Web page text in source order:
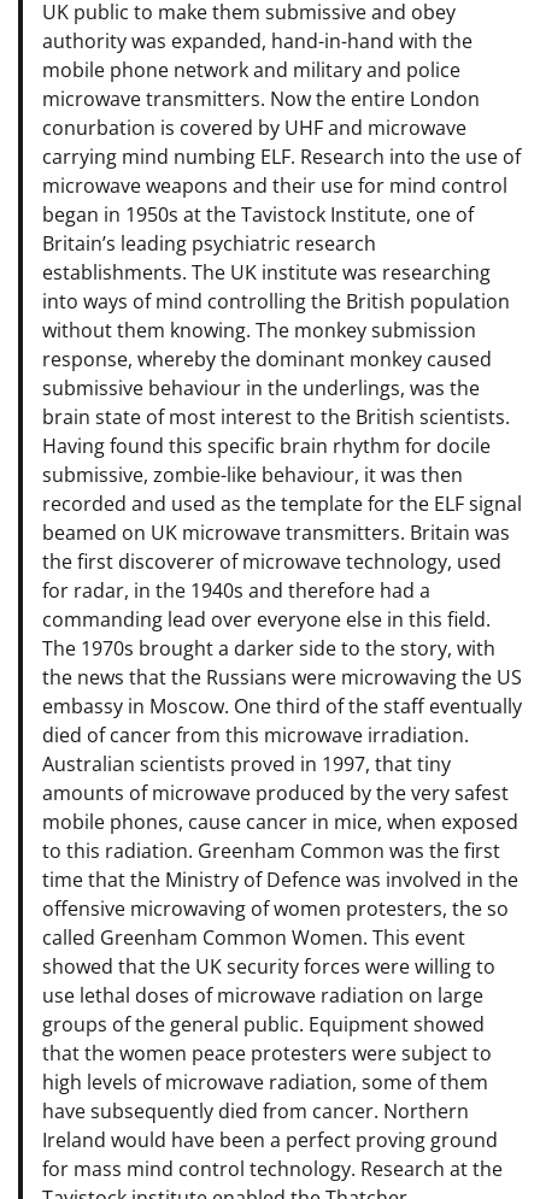
UK public to make them submissive and obey
authority was expanded, hand-in-hand with the
mobile phone network and military and police
microwave transmitters. Now the entire London
conurbation is covered by UHF and microwave
carrying mind numbing ELF. Research into the use of
microwave weapons and their use for mind control
began in 1950s at the Tavistock Institute, one of
Britain’s leading psychiatric research
establishments. The UK institute was researching
into ways of mind controlling the British population
without them knowing. The monkey submission
response, whereby the dominant monkey caused
submissive behaviour in the underlings, was the
brain state of most interest to the British scientists.
Having found this specific brain rhythm for docile
submissive, zombie-like behaviour, it was then
recorded and used as the template for the ELF signal
beamed on UK microwave transmitters. Britain was
the first discoverer of microwave technology, used
for radar, in the 1940s and therefore had a
commanding lead over everyone else in this field.
The 1970s brought a darker side to the story, with
the news that the Russians were microwaving the US
embassy in Moscow. One third of the staff eventually
died of cancer from this microwave irradiation.
Australian scientists proved in 1997, that tiny
amounts of microwave produced by the very safest
mobile phones, cause cancer in mice, when exposed
to this radiation. Greenham Common was the first
time that the Ministry of Defence was involved in the
offensive microwaving of women protesters, the so
called Greenham Common Women. This event
showed that the UK security forces were willing to
use lethal doses of microwave radiation on large
groups of the general public. Equipment showed
that the women peace protesters were subject to
high levels of microwave radiation, some of them
have subsequently died from cancer. Northern
Ireland would have been a perfect proving ground
for mass mind control technology. Research at the